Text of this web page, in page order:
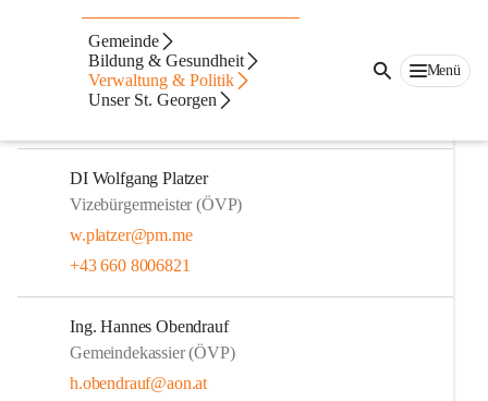
Gemeinde
Bildung & Gesundheit
Verwaltung & Politik
Unser St. Georgen
Menü
DI (FH) David Rumpf
Bürgermeister (ÖVP)
david.rumpf@st-georgen-stiefing.gv.at
DI Wolfgang Platzer
Vizebürgermeister (ÖVP)
w.platzer@pm.me
+43 660 8006821
Ing. Hannes Obendrauf
Gemeindekassier (ÖVP)
h.obendrauf@aon.at